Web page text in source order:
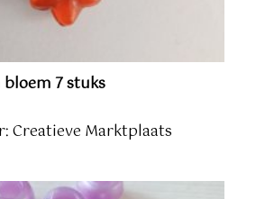
7 stuks
Creatieve Marktplaats